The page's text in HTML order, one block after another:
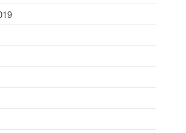
September 2019
August 2019